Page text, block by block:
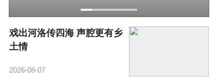
戏出河洛传四海 声腔更有乡
土情
2026-08-07